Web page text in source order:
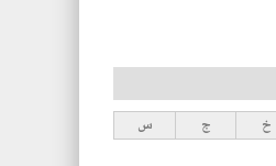
خ ج س